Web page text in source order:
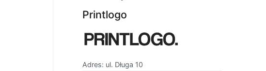
Printlogo
Adres: ul. Długa 10